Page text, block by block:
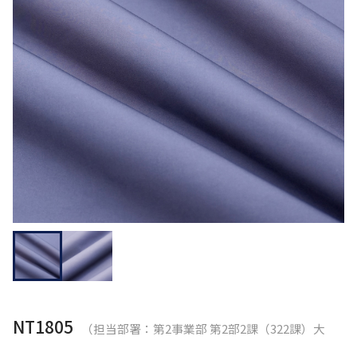
機能性から探す
会員様メニュー
ログイ
お気に入
り
発注履
歴
ご利用ガイ
ド
問い合わせ
大阪本社 〒541-0052 大阪府中央区安土町3-3-9
東京本社 〒150-0001 東京都渋谷区神宮前1-3-10
NT1805
（担当部署：第2事業部 第2部2課（322課）大